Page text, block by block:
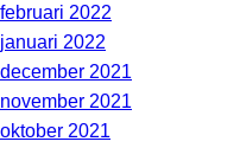
februari 2022
januari 2022
december 2021
november 2021
oktober 2021